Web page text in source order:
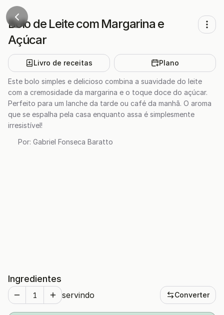
Bolo de Leite com Margarina e
Açúcar
Livro de receitas Plano
Este bolo simples e delicioso combina a suavidade do leite
com a cremosidade da margarina e o toque doce do açúcar.
Perfeito para um lanche da tarde ou café da manhã. O aroma
que se espalha pela casa enquanto assa é simplesmente
irresistível!
Por: Gabriel Fonseca Baratto
Ingredientes
servindo Converter